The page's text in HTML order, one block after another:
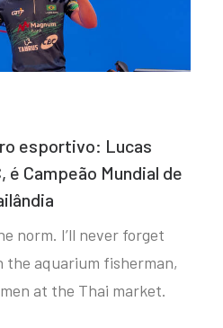
esportivo: Lucas
é Campeão Mundial de
norm. I’ll never forget
aquarium fisherman,
at the Thai market.